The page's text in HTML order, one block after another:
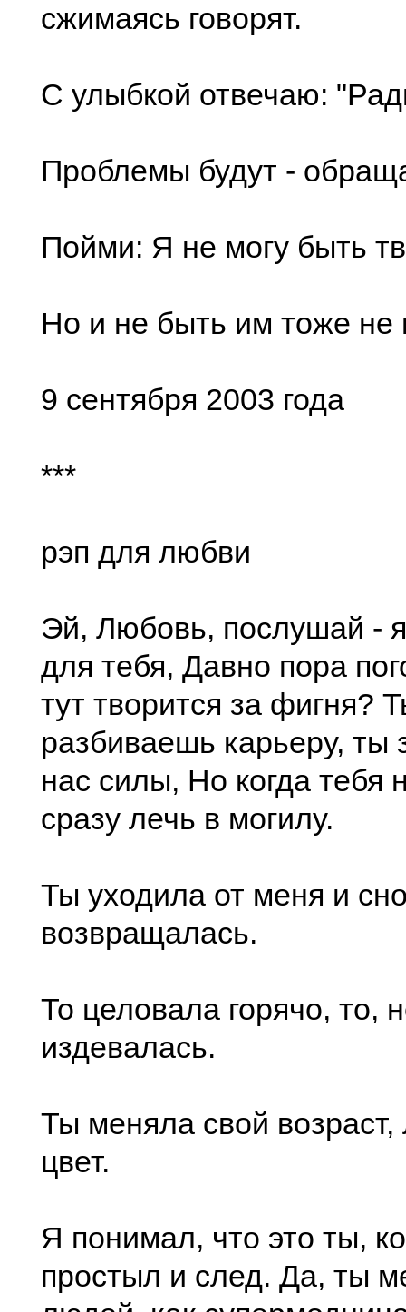
сжимаясь говорят.
С улыбкой отвечаю:
Проблемы будут -
Пойми: Я не могу быть
Но и не быть им тоже не
9 сентября 2003 года
***
рэп для любви
Эй, Любовь, послушай -
для тебя, Давно пора
тут творится за фигня?
разбиваешь карьеру, ты
нас силы, Но когда тебя
сразу лечь в могилу.
Ты уходила от меня и
возвращалась.
То целовала горячо, то,
издевалась.
Ты меняла свой возраст,
цвет.
Я понимал, что это ты,
простыл и след. Да, ты